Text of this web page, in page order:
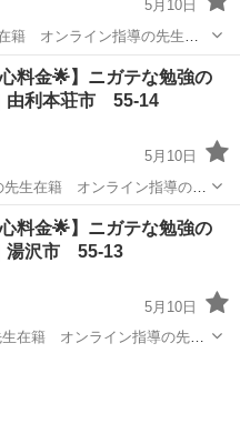
5月10日
籍 オンライン指導の先生も
が出ない」 「家庭教師に通わ
料金🌟】ニガテな勉強の
由利本荘市 55-14
5月10日
先生在籍 オンライン指導の先
成果が出ない」 「家庭教師に
先生
料金🌟】ニガテな勉強の
湯沢市 55-13
5月10日
生在籍 オンライン指導の先生